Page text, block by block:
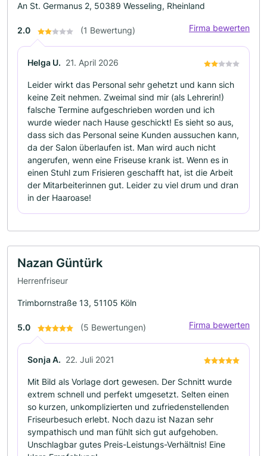
An St. Germanus 2, 50389 Wesseling, Rheinland
2.0 (1 Bewertung) Firma bewerten
Helga U. 21. April 2026
Leider wirkt das Personal sehr gehetzt und kann sich
keine Zeit nehmen. Zweimal sind mir (als Lehrerin!)
falsche Termine aufgeschrieben worden und ich
wurde wieder nach Hause geschickt! Es sieht so aus,
dass sich das Personal seine Kunden aussuchen kann,
da der Salon überlaufen ist. Man wird auch nicht
angerufen, wenn eine Friseuse krank ist. Wenn es in
einen Stuhl zum Frisieren geschafft hat, ist die Arbeit
der Mitarbeiterinnen gut. Leider zu viel drum und dran
in der Haaroase!
Nazan Güntürk
Herrenfriseur
Trimbornstraße 13, 51105 Köln
5.0 (5 Bewertungen) Firma bewerten
Sonja A. 22. Juli 2021
Mit Bild als Vorlage dort gewesen. Der Schnitt wurde
extrem schnell und perfekt umgesetzt. Selten einen
so kurzen, unkomplizierten und zufriedenstellenden
Friseurbesuch erlebt. Noch dazu ist Nazan sehr
sympathisch und man fühlt sich gut aufgehoben.
Unschlagbar gutes Preis-Leistungs-Verhältnis! Eine